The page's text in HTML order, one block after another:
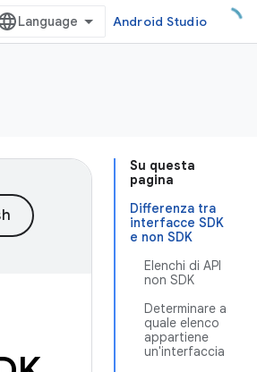
Android Studio
Su questa
pagina
Differenza tra
interfacce SDK
e non SDK
Elenchi di API
non SDK
Determinare a
quale elenco
appartiene
un'interfaccia